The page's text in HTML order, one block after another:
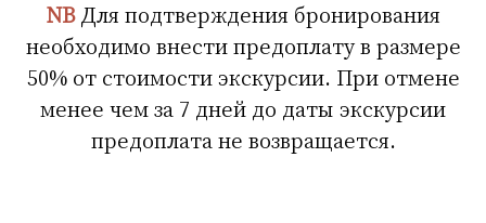
NB Для подтверждения бронирования
необходимо внести предоплату в размере
50% от стоимости экскурсии. При отмене
менее чем за 7 дней до даты экскурсии
предоплата не возвращается.